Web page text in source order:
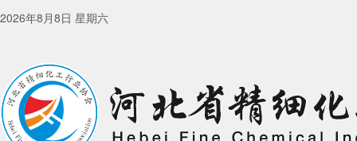
2026年8月8日 星期六